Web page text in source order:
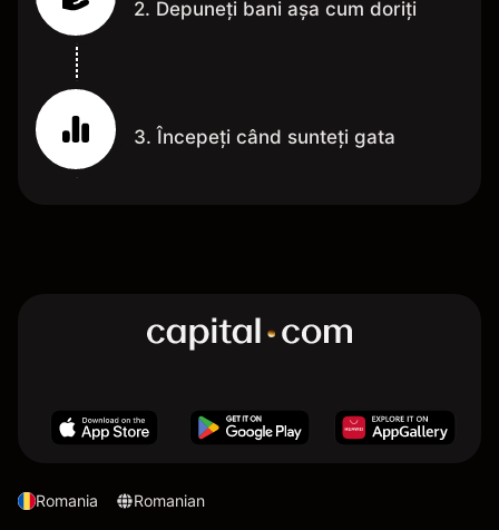
2. Depuneți bani așa cum doriți
3. Începeți când sunteți gata
Romania Romanian